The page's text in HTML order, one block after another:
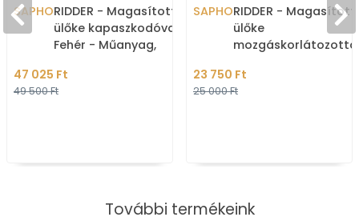
SAPHORIDDER - Magasított WC
ülőke kapaszkodóval -
Fehér - Műanyag,
47 025 Ft
49 500 Ft
SAPHORIDDER - Magasított
ülőke
Fehér
23 750 Ft
25 000 Ft
További termékeink